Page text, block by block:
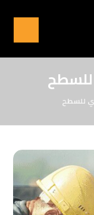
للسطح
للسطح